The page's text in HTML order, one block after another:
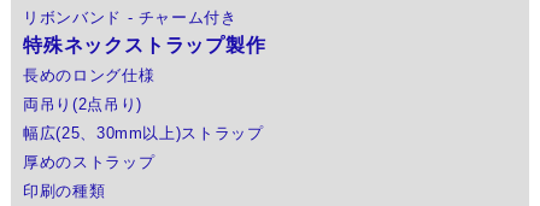
リボンバンド - チャーム付き
特殊ネックストラップ製作
長めのロング仕様
両吊り(2点吊り)
幅広(25、30mm以上)ストラップ
厚めのストラップ
印刷の種類